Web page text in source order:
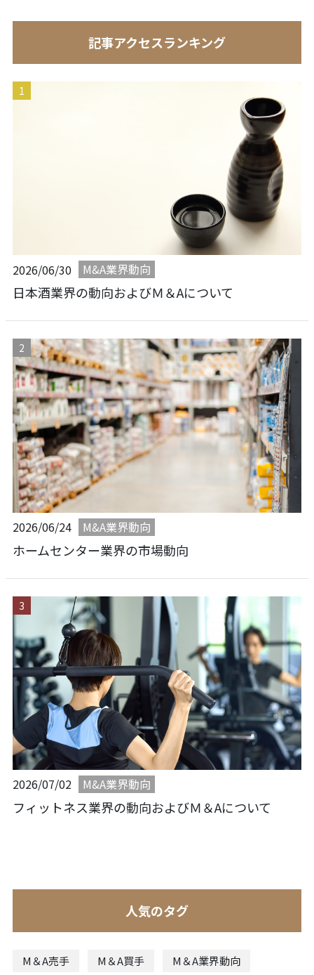
記事アクセスランキング
2026/06/30 M&A業界動向
日本酒業界の動向およびＭ＆Aについて
2026/06/24 M&A業界動向
ホームセンター業界の市場動向
2026/07/02 M&A業界動向
フィットネス業界の動向およびＭ＆Aについて
人気のタグ
M＆A売手 M＆A買手 M＆A業界動向